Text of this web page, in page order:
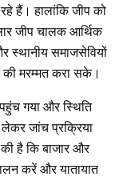
हैं। हालांकि जीप को
जीप चालक आर्थिक
समाजसेवियों
की मरम्मत करा सके।
गया और स्थिति
लेकर जांच प्रक्रिया
है कि बाजार और
करें और यातायात